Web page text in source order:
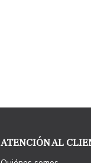
ATENCIÓN AL